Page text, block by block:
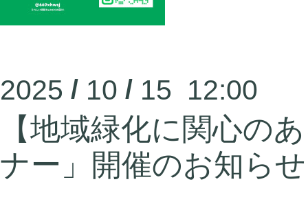
2025 / 10 / 15 12:00
【地域緑化に関心の
ナー」開催のお知らせ